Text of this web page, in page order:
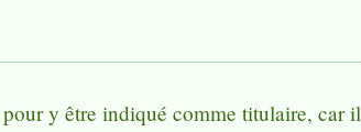
y être indiqué comme titulaire, car il